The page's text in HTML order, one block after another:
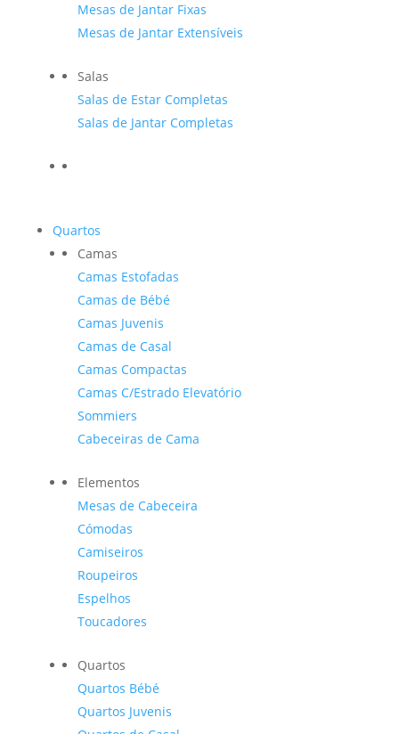
Mesas de Jantar Fixas
Mesas de Jantar Extensíveis
Salas
Salas de Estar Completas
Salas de Jantar Completas
Quartos
Camas
Camas Estofadas
Camas de Bébé
Camas Juvenis
Camas de Casal
Camas Compactas
Camas C/Estrado Elevatório
Sommiers
Cabeceiras de Cama
Elementos
Mesas de Cabeceira
Cómodas
Camiseiros
Roupeiros
Espelhos
Toucadores
Quartos
Quartos Bébé
Quartos Juvenis